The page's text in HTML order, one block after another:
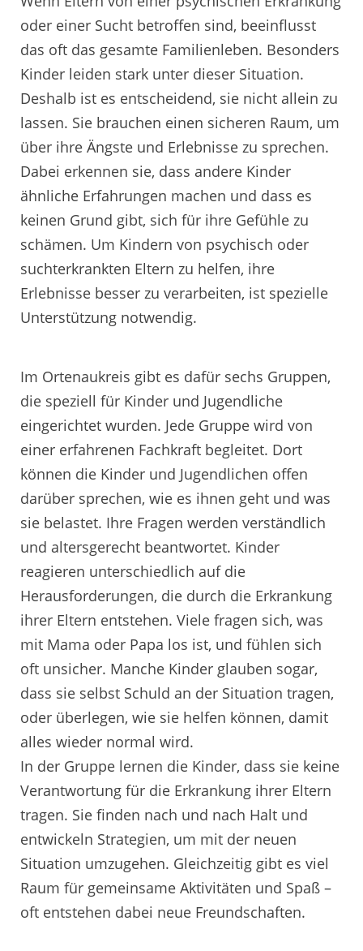
oder einer Sucht betroffen sind, beeinflusst
das oft das gesamte Familienleben. Besonders
Kinder leiden stark unter dieser Situation.
Deshalb ist es entscheidend, sie nicht allein zu
lassen. Sie brauchen einen sicheren Raum, um
über ihre Ängste und Erlebnisse zu sprechen.
Dabei erkennen sie, dass andere Kinder
ähnliche Erfahrungen machen und dass es
keinen Grund gibt, sich für ihre Gefühle zu
schämen. Um Kindern von psychisch oder
suchterkrankten Eltern zu helfen, ihre
Erlebnisse besser zu verarbeiten, ist spezielle
Unterstützung notwendig.
Im Ortenaukreis gibt es dafür sechs Gruppen,
die speziell für Kinder und Jugendliche
eingerichtet wurden. Jede Gruppe wird von
einer erfahrenen Fachkraft begleitet. Dort
können die Kinder und Jugendlichen offen
darüber sprechen, wie es ihnen geht und was
sie belastet. Ihre Fragen werden verständlich
und altersgerecht beantwortet. Kinder
reagieren unterschiedlich auf die
Herausforderungen, die durch die Erkrankung
ihrer Eltern entstehen. Viele fragen sich, was
mit Mama oder Papa los ist, und fühlen sich
oft unsicher. Manche Kinder glauben sogar,
dass sie selbst Schuld an der Situation tragen,
oder überlegen, wie sie helfen können, damit
alles wieder normal wird.
In der Gruppe lernen die Kinder, dass sie keine
Verantwortung für die Erkrankung ihrer Eltern
tragen. Sie finden nach und nach Halt und
entwickeln Strategien, um mit der neuen
Situation umzugehen. Gleichzeitig gibt es viel
Raum für gemeinsame Aktivitäten und Spaß –
oft entstehen dabei neue Freundschaften.